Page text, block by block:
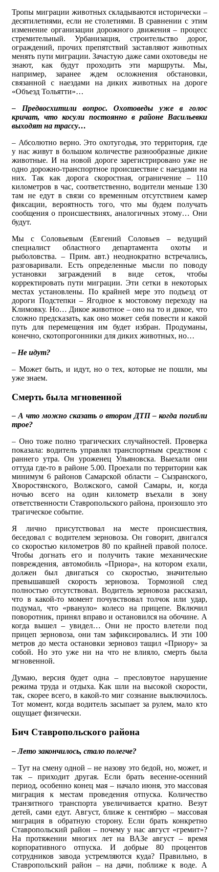
Тропы миграции животных складываются исторически –
десятилетиями, если не столетиями. В сравнении с этим
изменение организации дорожного движения – процесс
стремительный. Урбанизация, строительство дорог,
ограждений, прочих препятствий заставляют животных
менять пути миграции. Зачастую даже сами охотоведы не
знают, как будут проходить эти маршруты. Мы,
например, заранее ждем осложнения обстановки,
связанной с наездами на диких животных на дороге
«Объезд Тольятти»…
– Предвосхитили вопрос. Охотоведы уже в голос
кричат, что косули постоянно в районе Васильевки
выходят на трассу…
– Абсолютно верно. Это охотугодья, это территория, где
у нас живут в большом количестве разнообразные дикие
животные. И на новой дороге зарегистрировано уже не
одно дорожно-транспортное происшествие с наездами на
них. Так как дорога скоростная, ограничение – 110
километров в час, соответственно, водители меньше 130
там не едут в связи со временным отсутствием камер
фиксации, вероятность того, что мы будем получать
сообщения о происшествиях, аналогичных этому… Они
будут.
Мы с Соловьевым (Евгений Соловьев – ведущий
специалист областного департамента охоты и
рыболовства. – Прим. авт.) неоднократно встречались,
разговаривали. Есть определенные мысли по поводу
установки заграждений в виде сеток, чтобы
корректировать пути миграции. Эти сетки в некоторых
местах установлены. По крайней мере это подъезд от
дороги Подстепки – Ягодное к мостовому переходу на
Климовку. Но… Дикое животное – оно на то и дикое, что
сложно предсказать, как оно может себя повести и какой
путь для перемещения им будет избран. Продуманы,
конечно, скотопрогонники для диких животных, но…
– Не идут?
– Может быть, и идут, но о тех, которые не пошли, мы
уже знаем.
Смерть была мгновенной
– А что можно сказать о втором ДТП – когда погибли
трое?
– Оно тоже полно трагических случайностей. Проверка
показала: водитель управлял транспортным средством с
раннего утра. Он уроженец Ульяновска. Выехали они
оттуда где-то в районе 5.00. Проехали по территории как
минимум 6 районов Самарской области – Сызранского,
Хворостянского, Волжского, самой Самары, и, когда
ночью всего на один километр въехали в зону
ответственности Ставропольского района, произошло это
трагическое событие.
Я лично присутствовал на месте происшествия,
беседовал с водителем зерновоза. Он говорит, двигался
со скоростью километров 80 по крайней правой полосе.
Чтобы догнать его и получить такие механические
повреждения, автомобиль «Приора», на котором ехали,
должен был двигаться со скоростью, значительно
превышавшей скорость зерновоза. Тормозной след
полностью отсутствовал. Водитель зерновоза рассказал,
что в какой-то момент почувствовал толчок или удар,
подумал, что «рвануло» колесо на прицепе. Включил
поворотник, принял вправо и остановился на обочине. А
когда вышел – увидел… Они не просто влетели под
прицеп зерновоза, они там зафиксировались. И эти 100
метров до места остановки зерновоз тащил «Приору» за
собой. Но это уже ни на что не влияло, смерть была
мгновенной.
Думаю, версия будет одна – пресловутое нарушение
режима труда и отдыха. Как шли на высокой скорости,
так, скорее всего, в какой-то миг сознание выключилось.
Тот момент, когда водитель засыпает за рулем, мало кто
ощущает физически.
Бич Ставропольского района
– Лето закончилось, стало полегче?
– Тут на смену одной – не назову это бедой, но, может, и
так – приходит другая. Если брать весенне-осенний
период, особенно конец мая – начало июня, это массовая
миграция к местам проведения отпуска. Количество
транзитного транспорта увеличивается кратно. Везут
детей, сами едут. Август, ближе к сентябрю – массовая
миграция в обратную сторону. Если брать конкретно
Ставропольский район – почему у нас август «гремит»?
На протяжении многих лет на ВАЗе август – время
корпоративного отпуска. И добрые 80 процентов
сотрудников завода устремляются куда? Правильно, в
Ставропольский район – на дачи, поближе к воде. А